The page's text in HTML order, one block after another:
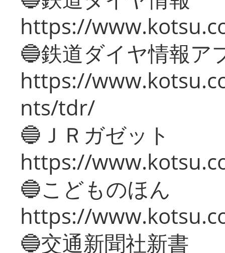
https://
🔵鉄道ダイヤ情報ア
https://
nts/tdr/
🔵ＪＲガゼット
https://
🔵こどものほん
https://
🔵交通新聞社新書